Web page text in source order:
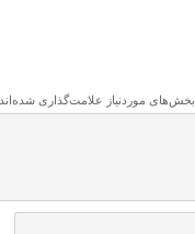
بخش‌های موردنیاز علامت‌گذاری شده‌اند